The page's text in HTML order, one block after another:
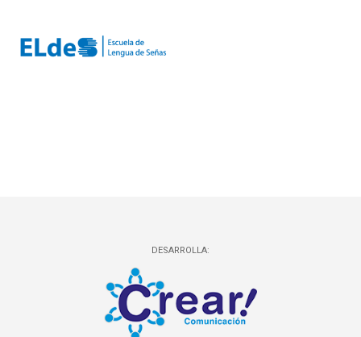
DESARROLLA: